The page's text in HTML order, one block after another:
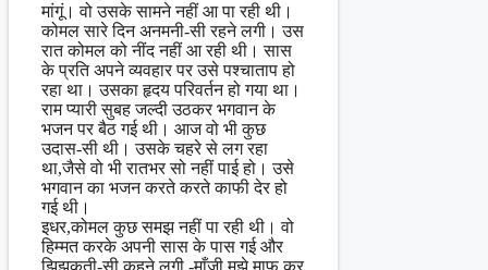
मांगूं। वो उसके सामने नहीं आ पा रही थी।
कोमल सारे दिन अनमनी-सी रहने लगी। उस
रात कोमल को नींद नहीं आ रही थी। सास
के प्रति अपने व्यवहार पर उसे पश्चाताप हो
रहा था। उसका हृदय परिवर्तन हो गया था।
राम प्यारी सुबह जल्दी उठकर भगवान के
भजन पर बैठ गई थी। आज वो भी कुछ
उदास-सी थी। उसके चहरे से लग रहा
था,जैसे वो भी रातभर सो नहीं पाई हो। उसे
भगवान का भजन करते करते काफी देर हो
गई थी।
इधर,कोमल कुछ समझ नहीं पा रही थी। वो
हिम्मत करके अपनी सास के पास गई और